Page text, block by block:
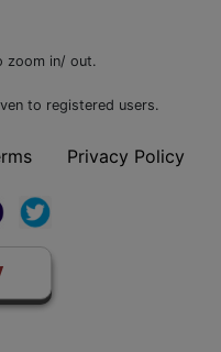
zoom in/ out.
to registered users.
Privacy Policy